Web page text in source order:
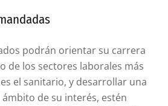
podrán orientar su carrera
de los sectores laborales más
el sanitario, y desarrollar una
de su interés, estén